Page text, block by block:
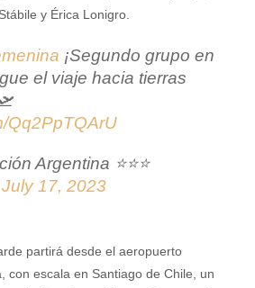
y Érica Lonigro.
¡Segundo grupo en
el viaje hacia tierras
Qq2PpTQArU
Argentina ⭐⭐⭐
July 17, 2023
partirá desde el aeropuerto
con escala en Santiago de Chile, un